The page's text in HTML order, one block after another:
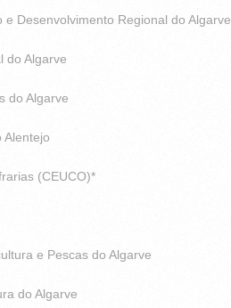
e Desenvolvimento Regional do Algarve
do Algarve
do Algarve
Alentejo
(CEUCO)*
e Pescas do Algarve
do Algarve